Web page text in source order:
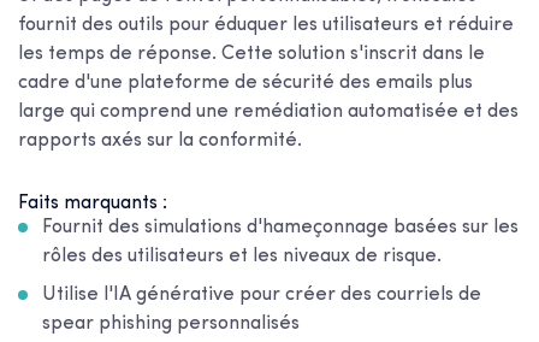
fournit des outils pour éduquer les utilisateurs et réduire
les temps de réponse. Cette solution s'inscrit dans le
cadre d'une plateforme de sécurité des emails plus
large qui comprend une remédiation automatisée et des
rapports axés sur la conformité.
Faits marquants :
Fournit des simulations d'hameçonnage basées sur les
rôles des utilisateurs et les niveaux de risque.
Utilise l'IA générative pour créer des courriels de
spear phishing personnalisés